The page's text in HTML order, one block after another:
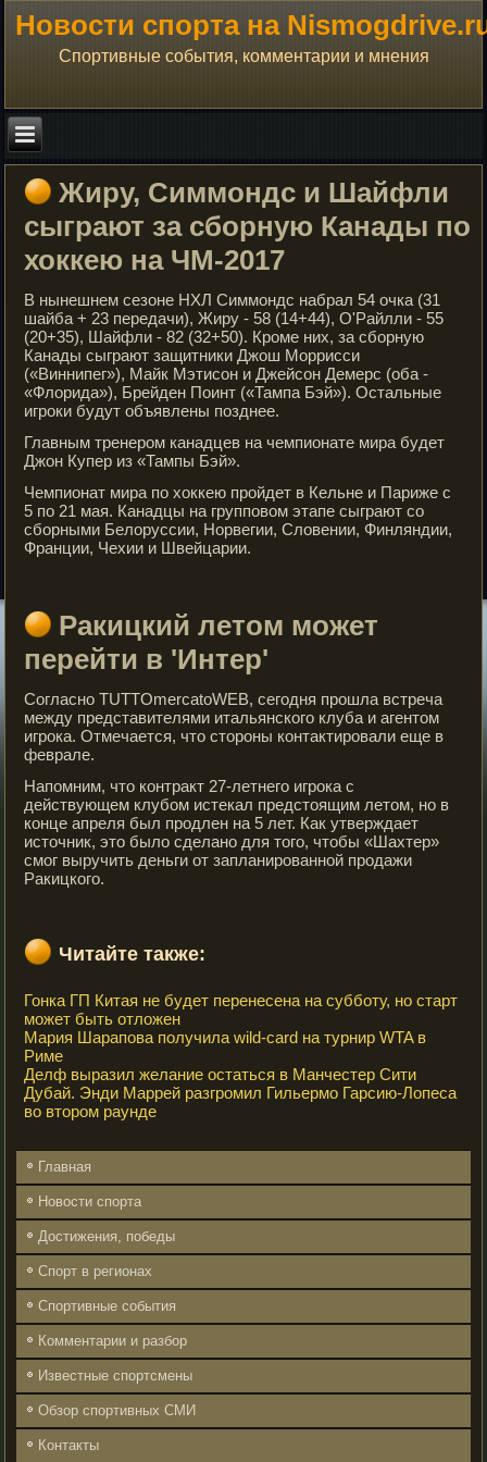
Новости спорта на
Спортивные события, комментарии и мнения
Жиру, Симмондс и Шайфли
сыграют за сборную Канады по
хоккею на ЧМ-2017
В нынешнем сезоне НХЛ Симмондс набрал 54 очка (31
шайба + 23 передачи), Жиру - 58 (14+44), О'Райлли - 55
(20+35), Шайфли - 82 (32+50). Кроме них, за сборную
Канады сыграют защитники Джош Моррисси
(«Виннипег»), Майк Мэтисон и Джейсон Демерс (оба -
«Флорида»), Брейден Поинт («Тампа Бэй»). Остальные
игроки будут объявлены позднее.
Главным тренером канадцев на чемпионате мира будет
Джон Купер из «Тампы Бэй».
Чемпионат мира по хоккею пройдет в Кельне и Париже с
5 по 21 мая. Канадцы на групповом этапе сыграют со
сборными Белоруссии, Норвегии, Словении, Финляндии,
Франции, Чехии и Швейцарии.
Ракицкий летом может
перейти в 'Интер'
Согласно TUTTOmercatoWEB, сегодня прошла встреча
между представителями итальянского клуба и агентом
игрока. Отмечается, что стороны контактировали еще в
феврале.
Напомним, что контракт 27-летнего игрока с
действующем клубом истекал предстоящим летом, но в
конце апреля был продлен на 5 лет. Как утверждает
источник, это было сделано для того, чтобы «Шахтер»
смог выручить деньги от запланированной продажи
Ракицкого.
Читайте также:
Гонка ГП Китая не будет перенесена на субботу, но старт
может быть отложен
Мария Шарапова получила wild-card на турнир WTA в
Риме
Делф выразил желание остаться в Манчестер Сити
Дубай. Энди Маррей разгромил Гильермо Гарсию-Лопеса
во втором раунде
Главная
Новости спорта
Достижения, победы
Спорт в регионах
Спортивные события
Комментарии и разбор
Известные спортсмены
Обзор спортивных СМИ
Контакты